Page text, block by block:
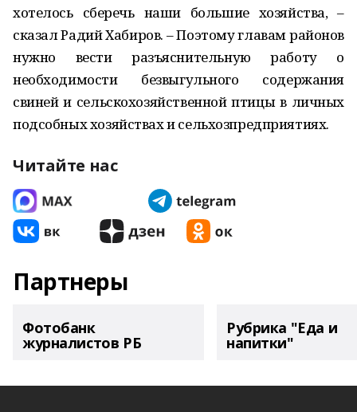
хотелось сберечь наши большие хозяйства, –
сказал Радий Хабиров. – Поэтому главам районов
нужно вести разъяснительную работу о
необходимости безвыгульного содержания
свиней и сельскохозяйственной птицы в личных
подсобных хозяйствах и сельхозпредприятиях.
Читайте нас
Партнеры
Фотобанк
журналистов РБ
Рубрика "Еда и
напитки"